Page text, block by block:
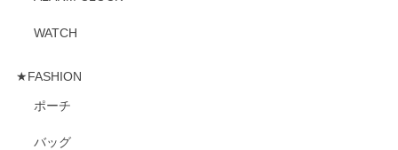
WATCH
★FASHION
ポーチ
バッグ